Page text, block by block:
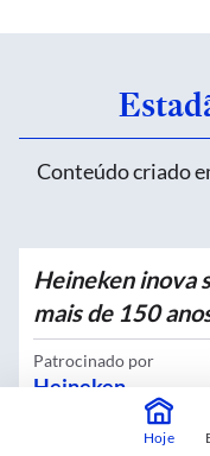
Conteúdo criado
Heineken inova
mais de 150
Patrocinado por
Heineken
Hoje